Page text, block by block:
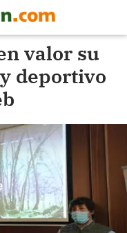
valor su
deportivo